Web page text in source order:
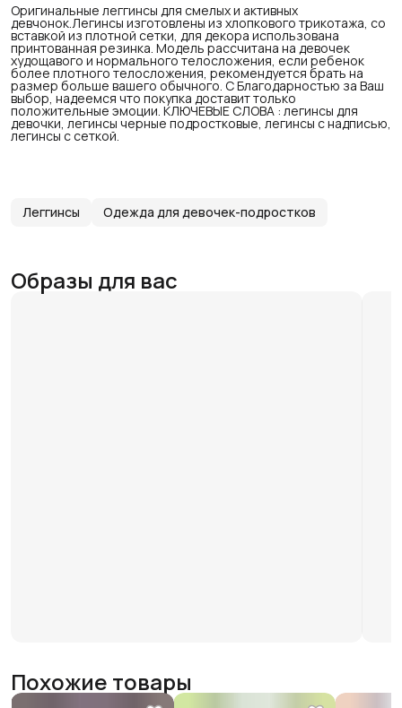
Оригинальные леггинсы для смелых и активных
девчонок.Легинсы изготовлены из хлопкового трикотажа, со
вставкой из плотной сетки, для декора использована
принтованная резинка. Модель рассчитана на девочек
худощавого и нормального телосложения, если ребенок
более плотного телосложения, рекомендуется брать на
размер больше вашего обычного. С Благодарностью за Ваш
выбор, надеемся что покупка доставит только
положительные эмоции. КЛЮЧЕВЫЕ СЛОВА : легинсы для
девочки, легинсы черные подростковые, легинсы с надписью,
легинсы с сеткой.
Леггинсы Одежда для девочек-подростков
Образы для вас
Похожие товары